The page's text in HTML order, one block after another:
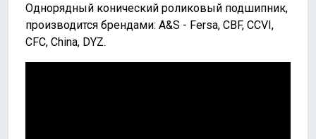
Однорядный конический роликовый подшипник,
производится брендами: A&S - Fersa, CBF, CCVI,
CFC, China, DYZ.